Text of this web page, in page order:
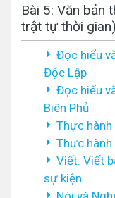
Bài 5: Văn bản
trật tự thời gian)
Đọc hiểu
Độc Lập
Đọc hiểu
Biên Phủ
Thực
Thực
Viết: Viết
sự kiện